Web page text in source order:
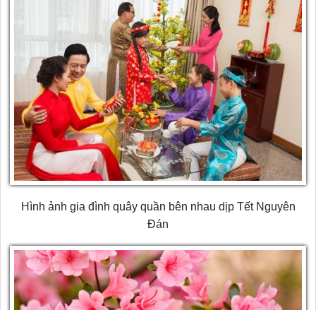
Hình ảnh gia đình quây quần bên nhau dịp Tết Nguyên
Đán